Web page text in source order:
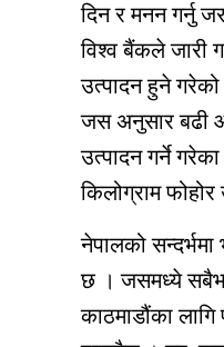
दिन र मनन गर्नु
विश्व बैंकले जारी
उत्पादन हुने
जस अनुसार बढी
उत्पादन गर्ने
किलोग्राम
नेपालको
छ । जसमध्ये
काठमाडौंका